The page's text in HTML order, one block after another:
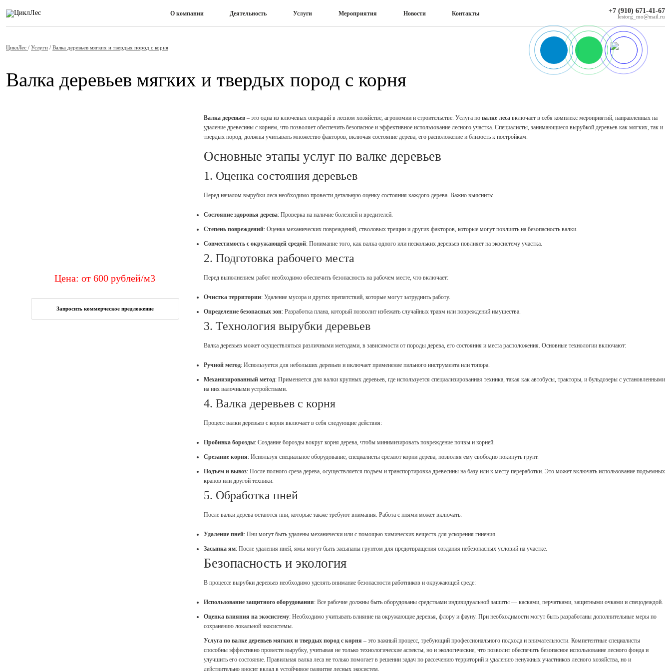
О компании Деятельность Услуги Мероприятия Новости Контакты +7 (910) 671-41-67
lestorg_mo@mail.ru
ЦиклЛес / Услуги / Валка деревьев мягких и твердых пород с корня
Валка деревьев мягких и твердых пород с корня
Цена: от 600 рублей/м3
Запросить коммерческое предложение
Валка деревьев – это одна из ключевых операций в лесном хозяйстве, агрономии и строительстве. Услуга по валке леса включает в себя комплекс мероприятий, направленных на
удаление древесины с корнем, что позволяет обеспечить безопасное и эффективное использование лесного участка. Специалисты, занимающиеся вырубкой деревьев как мягких, так и
твердых пород, должны учитывать множество факторов, включая состояние дерева, его расположение и близость к постройкам.
Основные этапы услуг по валке деревьев
1. Оценка состояния деревьев
Перед началом вырубки леса необходимо провести детальную оценку состояния каждого дерева. Важно выяснить:
Состояние здоровья дерева: Проверка на наличие болезней и вредителей.
Степень повреждений: Оценка механических повреждений, стволовых трещин и других факторов, которые могут повлиять на безопасность валки.
Совместимость с окружающей средой: Понимание того, как валка одного или нескольких деревьев повлияет на экосистему участка.
2. Подготовка рабочего места
Перед выполнением работ необходимо обеспечить безопасность на рабочем месте, что включает:
Очистка территории: Удаление мусора и других препятствий, которые могут затруднить работу.
Определение безопасных зон: Разработка плана, который позволит избежать случайных травм или повреждений имущества.
3. Технология вырубки деревьев
Валка деревьев может осуществляться различными методами, в зависимости от породы дерева, его состояния и места расположения. Основные технологии включают:
Ручной метод: Используется для небольших деревьев и включает применение пильного инструмента или топора.
Механизированный метод: Применяется для валки крупных деревьев, где используется специализированная техника, такая как автобусы, тракторы, и бульдозеры с установленными
на них валочными устройствами.
4. Валка деревьев с корня
Процесс валки деревьев с корня включает в себя следующие действия:
Пробивка борозды: Создание борозды вокруг корня дерева, чтобы минимизировать повреждение почвы и корней.
Срезание корня: Используя специальное оборудование, специалисты срезают корни дерева, позволяя ему свободно покинуть грунт.
Подъем и вывоз: После полного среза дерева, осуществляется подъем и транспортировка древесины на базу или к месту переработки. Это может включать использование подъемных
кранов или другой техники.
5. Обработка пней
После валки дерева остаются пни, которые также требуют внимания. Работа с пнями может включать:
Удаление пней: Пни могут быть удалены механически или с помощью химических веществ для ускорения гниения.
Засыпка ям: После удаления пней, ямы могут быть засыпаны грунтом для предотвращения создания небезопасных условий на участке.
Безопасность и экология
В процессе вырубки деревьев необходимо уделять внимание безопасности работников и окружающей среде:
Использование защитного оборудования: Все рабочие должны быть оборудованы средствами индивидуальной защиты — касками, перчатками, защитными очками и спецодеждой.
Оценка влияния на экосистему: Необходимо учитывать влияние на окружающие деревья, флору и фауну. При необходимости могут быть разработаны дополнительные меры по
сохранению локальной экосистемы.
Услуга по валке деревьев мягких и твердых пород с корня – это важный процесс, требующий профессионального подхода и внимательности. Компетентные специалисты
способны эффективно провести вырубку, учитывая не только технологические аспекты, но и экологические, что позволит обеспечить безопасное использование лесного фонда и
улучшить его состояние. Правильная валка леса не только помогает в решении задач по рассечению территорий и удалению ненужных участников лесного хозяйства, но и
действительно вносит вклад в устойчивое развитие лесных экосистем.